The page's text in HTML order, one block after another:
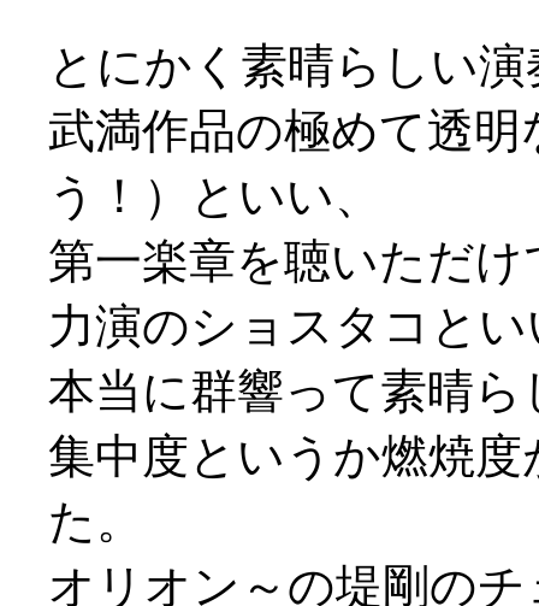
とにかく素晴らしい
武満作品の極めて透
う！）といい、
第一楽章を聴いただ
力演のショスタコとい
本当に群響って素晴
集中度というか燃焼
た。
オリオン～の堤剛の